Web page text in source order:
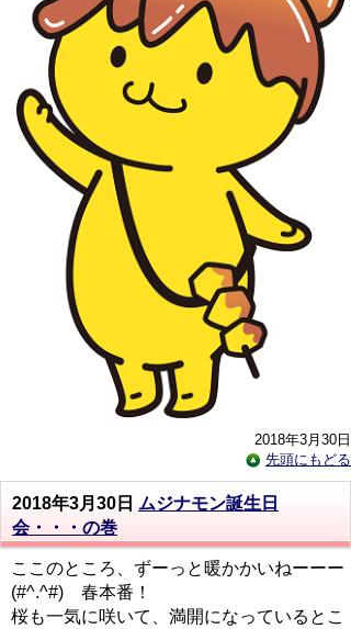
2018年3月30日
先頭にもどる
2018年3月30日 ムジナモン誕生日
会・・・の巻
ここのところ、ずーっと暖かかいねーーー
(#^.^#) 春本番！
桜も一気に咲いて、満開になっているとこ